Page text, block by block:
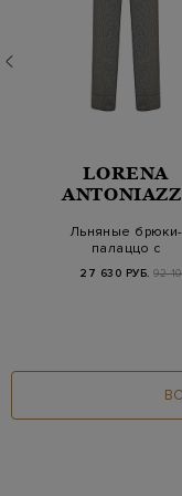
LORENA
Льняные брюки-
палаццо с
контрастными
лампасами и
27 630 РУБ. 92